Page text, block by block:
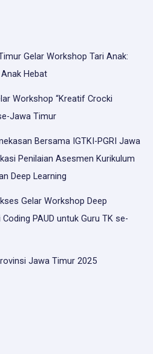
Gelar Workshop Tari Anak:
Hebat
Workshop “Kreatif Crocki
Jawa Timur
Bersama IGTKI-PGRI Jawa
Penilaian Asesmen Kurikulum
Deep Learning
Gelar Workshop Deep
PAUD untuk Guru TK se-
Jawa Timur 2025